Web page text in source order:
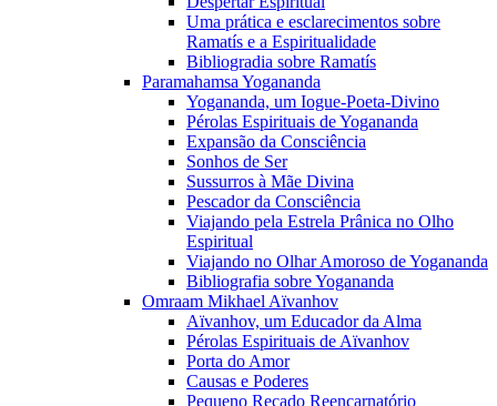
Uma prática e esclarecimentos sobre
Ramatís e a Espiritualidade
Bibliogradia sobre Ramatís
Paramahamsa Yogananda
Yogananda, um Iogue-Poeta-Divino
Pérolas Espirituais de Yogananda
Expansão da Consciência
Sonhos de Ser
Sussurros à Mãe Divina
Pescador da Consciência
Viajando pela Estrela Prânica no Olho
Espiritual
Viajando no Olhar Amoroso de Yogananda
Bibliografia sobre Yogananda
Omraam Mikhael Aïvanhov
Aïvanhov, um Educador da Alma
Pérolas Espirituais de Aïvanhov
Porta do Amor
Causas e Poderes
Pequeno Recado Reencarnatório